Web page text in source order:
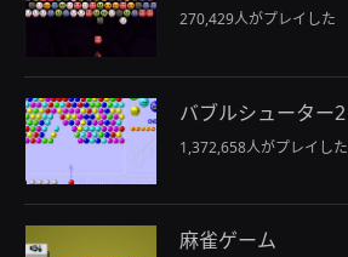
270,429人がプレイした
バブルシューター2
1,372,658人がプレイした
麻雀ゲーム